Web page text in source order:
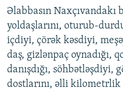
Əlabbasın Naxçıvandakı
yoldaşlarını, oturub-
içdiyi, çörək kəsdiyi,
daş, gizlənpaç oynadığı,
danışdığı, söhbətləşdiyi,
dostlarını, əlli